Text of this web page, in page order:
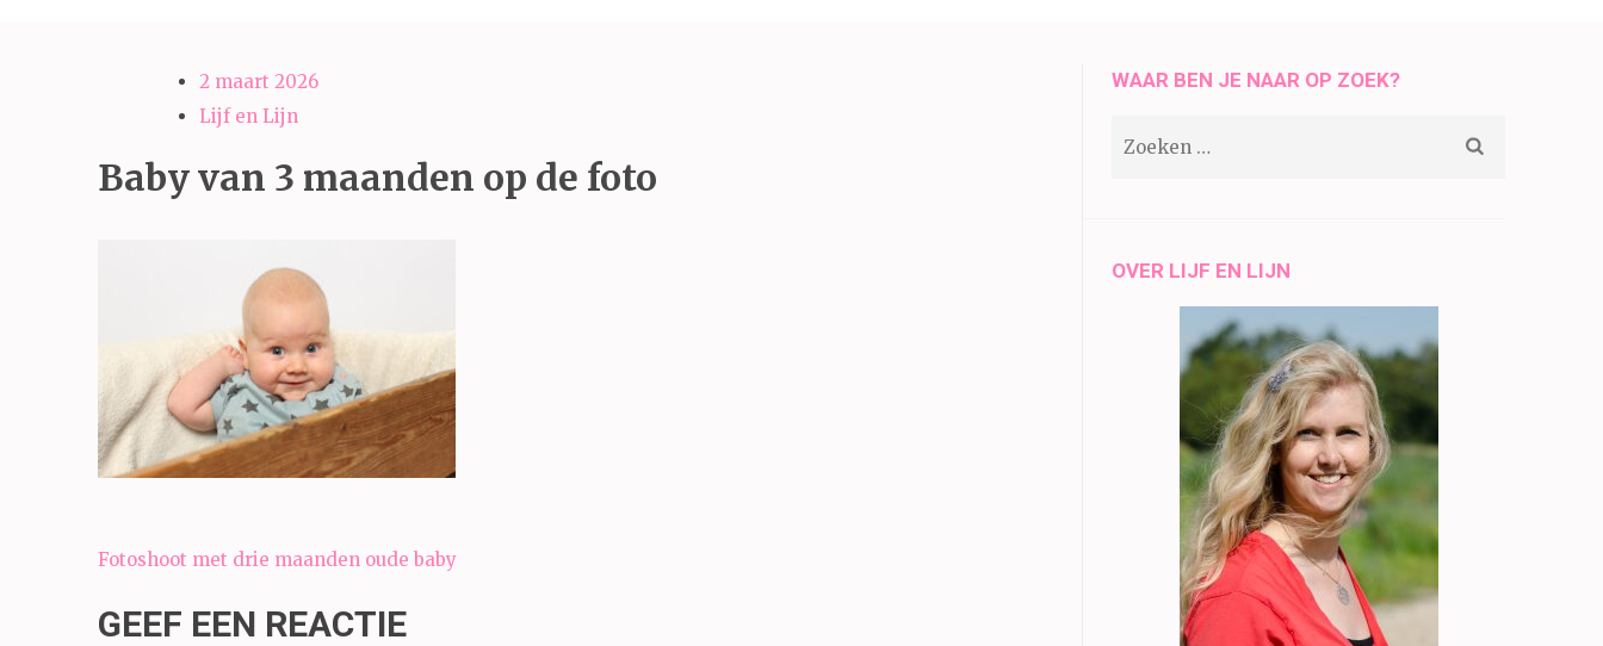
2 maart 2026
Lijf en Lijn
Baby van 3 maanden op de foto
Bericht
Fotoshoot met drie maanden oude baby
GEEF EEN REACTIE
WAAR BEN JE NAAR OP ZOEK?
OVER LIJF EN LIJN